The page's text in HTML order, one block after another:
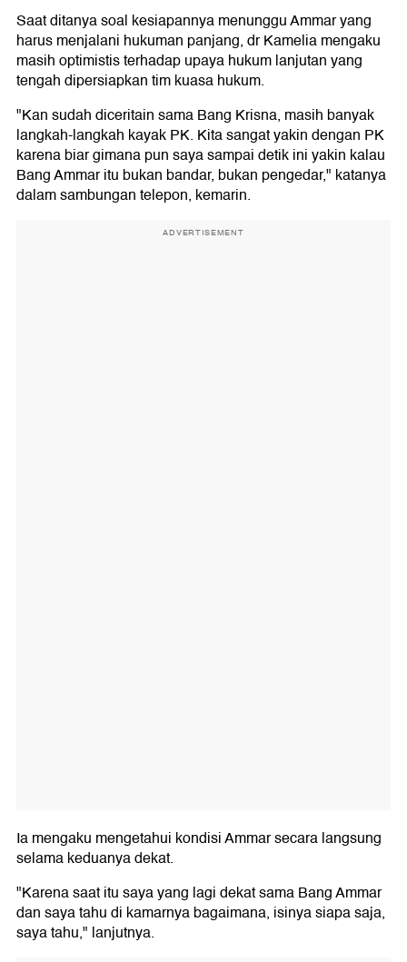
Saat ditanya soal kesiapannya menunggu Ammar yang
harus menjalani hukuman panjang, dr Kamelia mengaku
masih optimistis terhadap upaya hukum lanjutan yang
tengah dipersiapkan tim kuasa hukum.
"Kan sudah diceritain sama Bang Krisna, masih banyak
langkah-langkah kayak PK. Kita sangat yakin dengan PK
karena biar gimana pun saya sampai detik ini yakin kalau
Bang Ammar itu bukan bandar, bukan pengedar," katanya
dalam sambungan telepon, kemarin.
ADVERTISEMENT
Ia mengaku mengetahui kondisi Ammar secara langsung
selama keduanya dekat.
"Karena saat itu saya yang lagi dekat sama Bang Ammar
dan saya tahu di kamarnya bagaimana, isinya siapa saja,
saya tahu," lanjutnya.